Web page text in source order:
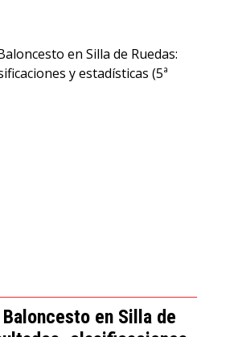
en Silla de